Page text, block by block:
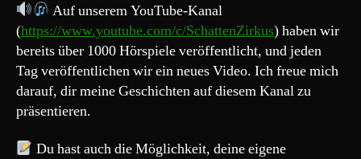
Auf unserem YouTube-Kanal
(https://www.youtube.com/c/SchattenZirkus) haben wir
bereits über 1000 Hörspiele veröffentlicht, und jeden
Tag veröffentlichen wir ein neues Video. Ich freue mich
darauf, dir meine Geschichten auf diesem Kanal zu
präsentieren.
Du hast auch die Möglichkeit, deine eigene